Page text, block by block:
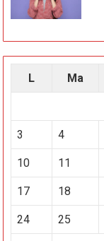
L Ma
3 4
10 11
17 18
24 25